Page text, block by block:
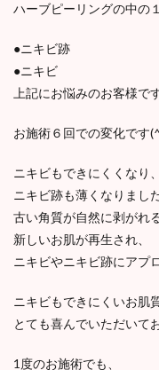
ハーブピーリングの中の
●ニキビ跡
●ニキビ
上記にお悩みのお客様です
お施術６回での変化です
ニキビもできにくくなり、
ニキビ跡も薄くなりまし
古い角質が自然に剥がれ
新しいお肌が再生され、
ニキビやニキビ跡にアプ
ニキビもできにくいお肌
とても喜んでいただいて
1度のお施術でも、